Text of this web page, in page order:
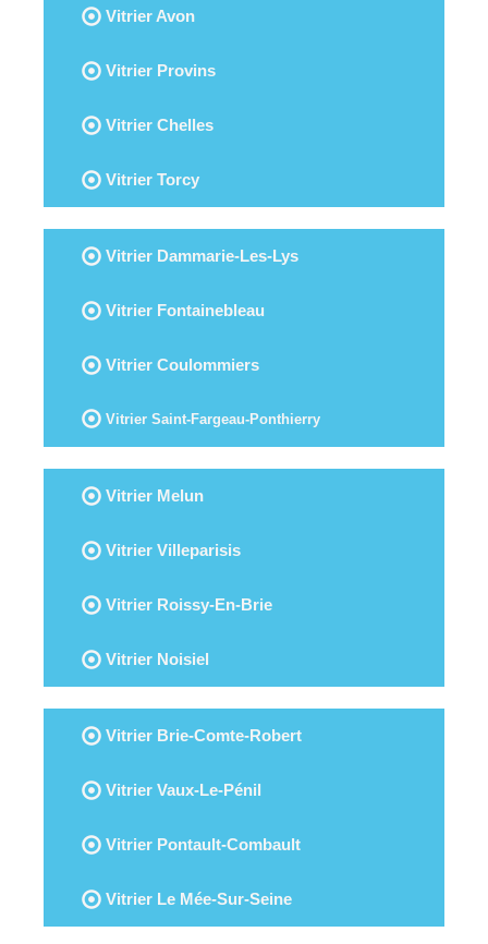
Vitrier Avon
Vitrier Provins
Vitrier Chelles
Vitrier Torcy
Vitrier Dammarie-Les-Lys
Vitrier Fontainebleau
Vitrier Coulommiers
Vitrier Saint-Fargeau-Ponthierry
Vitrier Melun
Vitrier Villeparisis
Vitrier Roissy-En-Brie
Vitrier Noisiel
Vitrier Brie-Comte-Robert
Vitrier Vaux-Le-Pénil
Vitrier Pontault-Combault
Vitrier Le Mée-Sur-Seine